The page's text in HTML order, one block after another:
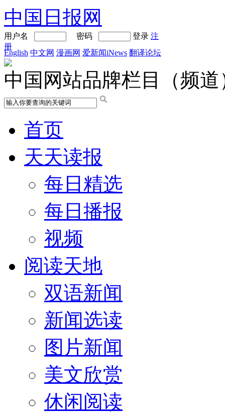
中国日报网
用户名 密码 登录 注
册
English 中文网 漫画网 爱新闻iNews 翻译论坛
中国网站品牌栏目（频道
首页
天天读报
每日精选
每日播报
视频
阅读天地
双语新闻
新闻选读
图片新闻
美文欣赏
休闲阅读